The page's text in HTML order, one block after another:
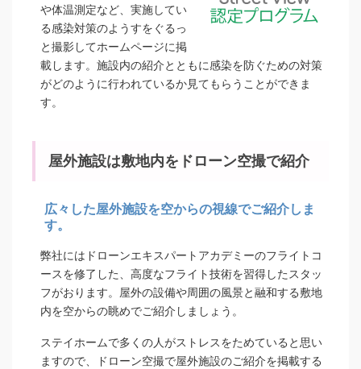
や体温測定など、実施してい
る感染対策のようすをぐるっ
と撮影してホームページに掲
載します。施設内の紹介とともに感染を防ぐための対策
がどのように行われているか見てもらうことができま
す。
屋外施設は敷地内をドローン空撮で紹介
広々した屋外施設を空からの視線でご紹介しま
す。
弊社にはドローンエキスパートアカデミーのフライトコ
ースを修了した、高度なフライト技術を習得したスタッ
フがおります。屋外の設備や周囲の風景と融和する敷地
内を空からの眺めでご紹介しましょう。
ステイホームで多くの人がストレスをためていると思い
ますので、ドローン空撮で屋外施設のご紹介を掲載する